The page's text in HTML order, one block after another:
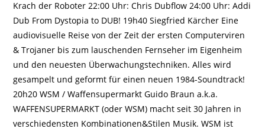
Krach der Roboter 22:00 Uhr: Chris Dubflow 24:00 Uhr: Addi
Dub From Dystopia to DUB! 19h40 Siegfried Kärcher Eine
audiovisuelle Reise von der Zeit der ersten Computerviren
& Trojaner bis zum lauschenden Fernseher im Eigenheim
und den neuesten Überwachungstechniken. Alles wird
gesampelt und geformt für einen neuen 1984-Soundtrack!
20h20 WSM / Waffensupermarkt Guido Braun a.k.a.
WAFFENSUPERMARKT (oder WSM) macht seit 30 Jahren in
verschiedensten Kombinationen&Stilen Musik. WSM ist